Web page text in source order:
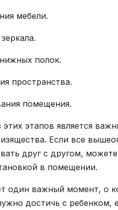
мебели.
полок.
пространства.
помещения.
этапов является
Если все
друг с другом,
в помещении.
один важный момент, о
достичь с ребенком,